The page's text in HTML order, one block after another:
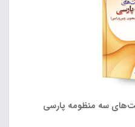
سه منظومه پارسی